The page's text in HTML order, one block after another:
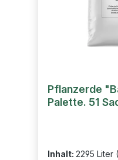
Pflanzerde
Palette. 51
Inhalt: 2295 Liter